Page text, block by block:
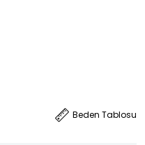
Beden Tablosu